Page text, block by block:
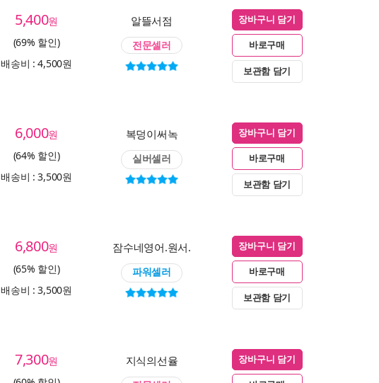
5,400원
(69% 할인)
배송비 : 4,500원
알뜰서점
전문셀러
장바구니 담기
바로구매
보관함 담기
6,000원
(64% 할인)
배송비 : 3,500원
복덩이써녹
실버셀러
장바구니 담기
바로구매
보관함 담기
6,800원
(65% 할인)
배송비 : 3,500원
잠수네영어.원서.
파워셀러
장바구니 담기
바로구매
보관함 담기
7,300원
지식의선율 장바구니 담기